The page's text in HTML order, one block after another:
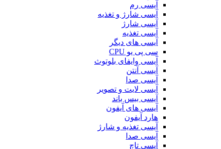
آیسی رم
آیسی شارژ و تغذیه
آیسی شارژ
آیسی تغذیه
آیسی های دیگر
سی پی یو CPU
آیسی وایفای بلوتوث
آیسی آنتن
آیسی صدا
آیسی لایت و تصویر
آیسی بیس باند
آیسی های آیفون
هارد آیفون
آیسی تغذیه و شارژ
آیسی صدا
آیسی تاچ